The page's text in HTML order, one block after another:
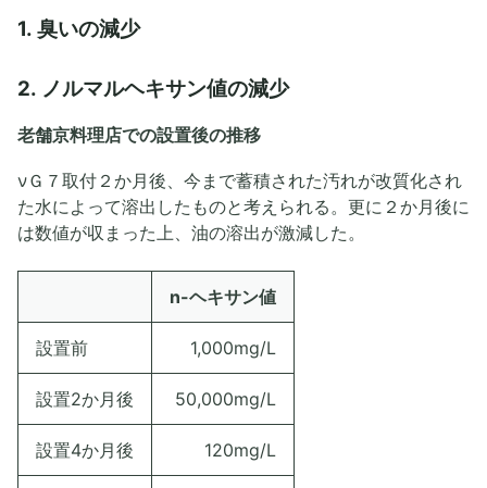
1. 臭いの減少
2. ノルマルヘキサン値の減少
老舗京料理店での設置後の推移
νＧ７取付２か月後、今まで蓄積された汚れが改質化され
た水によって溶出したものと考えられる。更に２か月後に
は数値が収まった上、油の溶出が激減した。
n-ヘキサン値
設置前 1,000mg/L
設置2か月後 50,000mg/L
設置4か月後 120mg/L